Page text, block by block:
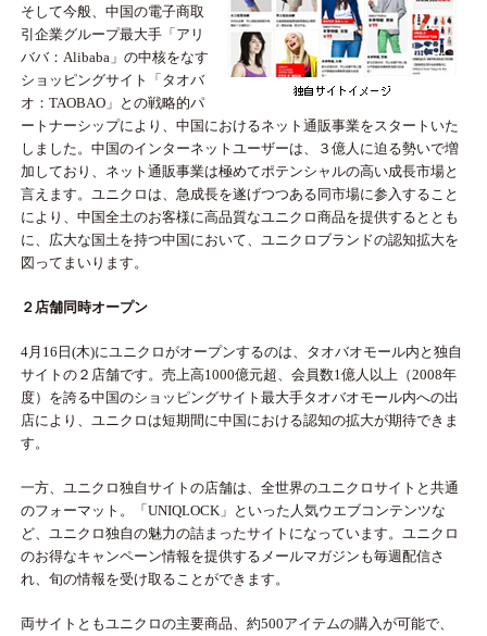
そして今般、中国の電子商取
引企業グループ最大手「アリ
ババ：Alibaba」の中核をなす
ショッピングサイト「タオバ
オ：TAOBAO」との戦略的パ
ートナーシップにより、中国におけるネット通販事業をスタートいた
しました。中国のインターネットユーザーは、３億人に迫る勢いで増
加しており、ネット通販事業は極めてポテンシャルの高い成長市場と
言えます。ユニクロは、急成長を遂げつつある同市場に参入すること
により、中国全土のお客様に高品質なユニクロ商品を提供するととも
に、広大な国土を持つ中国において、ユニクロブランドの認知拡大を
図ってまいります。
２店舗同時オープン
4月16日(木)にユニクロがオープンするのは、タオバオモール内と独自
サイトの２店舗です。売上高1000億元超、会員数1億人以上（2008年
度）を誇る中国のショッピングサイト最大手タオバオモール内への出
店により、ユニクロは短期間に中国における認知の拡大が期待できま
す。
一方、ユニクロ独自サイトの店舗は、全世界のユニクロサイトと共通
のフォーマット。「UNIQLOCK」といった人気ウエブコンテンツな
ど、ユニクロ独自の魅力の詰まったサイトになっています。ユニクロ
のお得なキャンペーン情報を提供するメールマガジンも毎週配信さ
れ、旬の情報を受け取ることができます。
両サイトともユニクロの主要商品、約500アイテムの購入が可能で、